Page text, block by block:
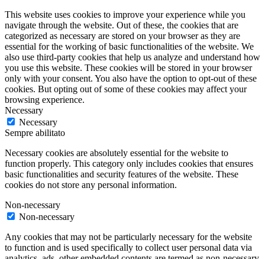
This website uses cookies to improve your experience while you
navigate through the website. Out of these, the cookies that are
categorized as necessary are stored on your browser as they are
essential for the working of basic functionalities of the website. We
also use third-party cookies that help us analyze and understand how
you use this website. These cookies will be stored in your browser
only with your consent. You also have the option to opt-out of these
cookies. But opting out of some of these cookies may affect your
browsing experience.
Necessary
Necessary
Sempre abilitato
Necessary cookies are absolutely essential for the website to
function properly. This category only includes cookies that ensures
basic functionalities and security features of the website. These
cookies do not store any personal information.
Non-necessary
Non-necessary
Any cookies that may not be particularly necessary for the website
to function and is used specifically to collect user personal data via